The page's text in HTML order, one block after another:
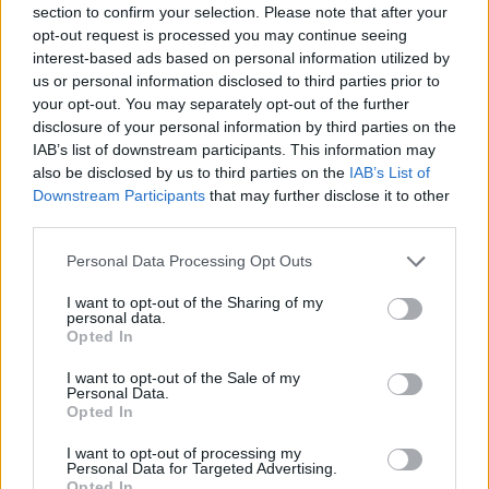
section to confirm your selection. Please note that after your
opt-out request is processed you may continue seeing
interest-based ads based on personal information utilized by
us or personal information disclosed to third parties prior to
your opt-out. You may separately opt-out of the further
disclosure of your personal information by third parties on the
IAB’s list of downstream participants. This information may
also be disclosed by us to third parties on the IAB’s List of
Downstream Participants that may further disclose it to other
Personal Data Processing Opt Outs
I want to opt-out of the Sharing of my
personal data.
Opted In
I want to opt-out of the Sale of my
Personal Data.
Opted In
I want to opt-out of processing my
Personal Data for Targeted Advertising.
19 pollici delle versioni top di gamma sono
nuovi e hanno proprietà aerodinamiche
ottimizzate. Per le versioni Acenta e N-
Connecta, è inoltre disponibile una nuova
opzione di pneumatici a bassa resistenza di
rotolamento per cerchi da 17 pollici.
Nissan Juke è dotata di due opzioni di
Nissan a combustione interna di nuova
generazione, appositamente sviluppato, che
eroga una potenza di 69 kW (94 CV) e una
coppia di 148 Nm. Il motore elettrico
principale, anche questo Nissan, ha una
potenza di 36 kW (49 CV) e una coppia di 205
Nm. Il propulsore è completato da uno
starter/generatore (motore elettrico
secondario) ad alta tensione da 15kW, un